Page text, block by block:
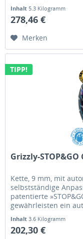
Inhalt 5.3 Kilogramm
278,46 €
Merken
TIPP!
Grizzly-STOP&GO
Kette, 9 mm, mit
selbstständige
patentierte
gewährleisten ein
selbst während der
Inhalt3.6 Kilogramm
202,30 €